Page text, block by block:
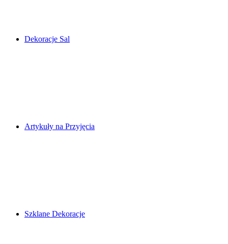
Dekoracje Sal
Artykuły na Przyjęcia
Szklane Dekoracje